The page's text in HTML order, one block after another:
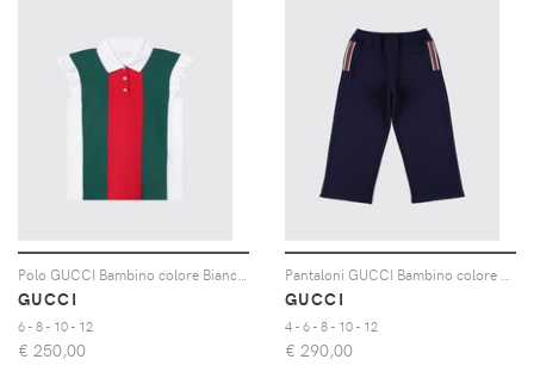
GUCCI
6 - 8 - 10 - 12
€ 250,00
GUCCI
4 - 6 - 8 - 10 - 12
€ 290,00